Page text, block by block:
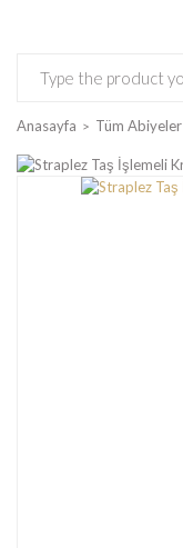
Anasayfa Tüm Abiyeler